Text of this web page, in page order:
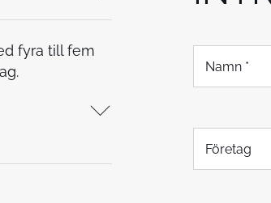
fyra till fem
m
r